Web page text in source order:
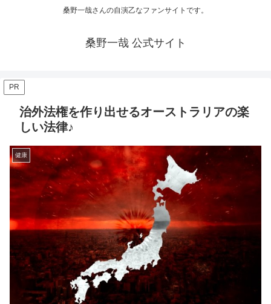
桑野一哉さんの自演乙なファンサイトです。
桑野一哉 公式サイト
PR
治外法権を作り出せるオーストラリアの楽
しい法律♪
健康